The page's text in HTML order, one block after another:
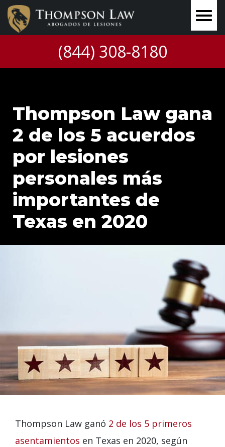
(844) 308-8180
Thompson Law gana
2 de los 5 acuerdos
por lesiones
personales más
importantes de
Texas en 2020
Thompson Law ganó 2 de los 5 primeros
asentamientos en Texas en 2020, según